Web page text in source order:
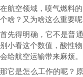
在航空领域，喷气燃料
个啥？又为啥这么重要呢
首先得明确，它不是普
别小看这个数值，酸性
会给航空运输带来麻烦。
那它是怎么工作的呢？